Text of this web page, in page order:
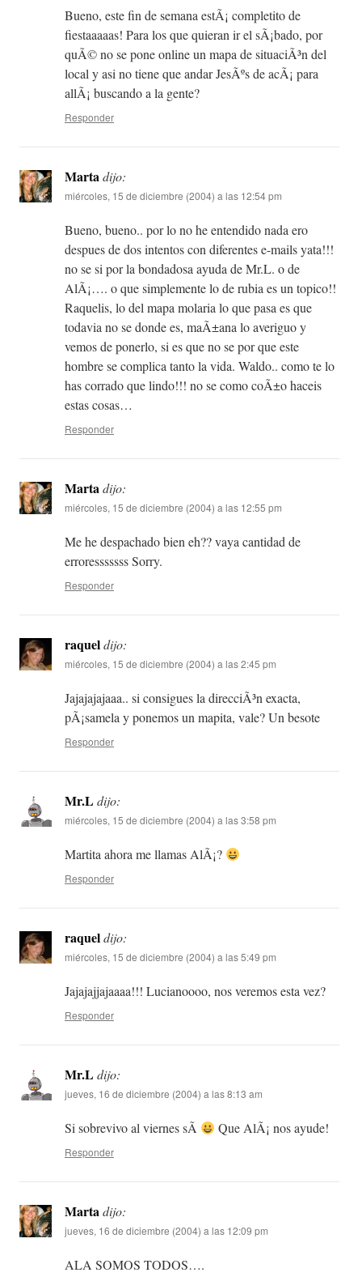
Bueno, este fin de semana estÃ¡ completito de
fiestaaaaas! Para los que quieran ir el sÃ¡bado, por
quÃ© no se pone online un mapa de situaciÃ³n del
local y asi no tiene que andar JesÃºs de acÃ¡ para
allÃ¡ buscando a la gente?
Responder
Martadijo:
miércoles, 15 de diciembre (2004) a las 12:54 pm
Bueno, bueno.. por lo no he entendido nada ero
despues de dos intentos con diferentes e-mails yata!!!
no se si por la bondadosa ayuda de Mr.L. o de
AlÃ¡…. o que simplemente lo de rubia es un topico!!
Raquelis, lo del mapa molaria lo que pasa es que
todavia no se donde es, maÃ±ana lo averiguo y
vemos de ponerlo, si es que no se por que este
hombre se complica tanto la vida. Waldo.. como te lo
has corrado que lindo!!! no se como coÃ±o haceis
estas cosas…
Responder
Martadijo:
miércoles, 15 de diciembre (2004) a las 12:55 pm
Me he despachado bien eh?? vaya cantidad de
erroresssssss Sorry.
Responder
raqueldijo:
miércoles, 15 de diciembre (2004) a las 2:45 pm
Jajajajajaaa.. si consigues la direcciÃ³n exacta,
pÃ¡samela y ponemos un mapita, vale? Un besote
Responder
Mr.Ldijo:
miércoles, 15 de diciembre (2004) a las 3:58 pm
Martita ahora me llamas AlÃ¡?
Responder
raqueldijo:
miércoles, 15 de diciembre (2004) a las 5:49 pm
Jajajajjajaaaa!!! Lucianoooo, nos veremos esta vez?
Responder
Mr.Ldijo:
jueves, 16 de diciembre (2004) a las 8:13 am
Si sobrevivo al viernes sÃ­ Que AlÃ¡ nos ayude!
Responder
Martadijo:
jueves, 16 de diciembre (2004) a las 12:09 pm
ALA SOMOS TODOS….